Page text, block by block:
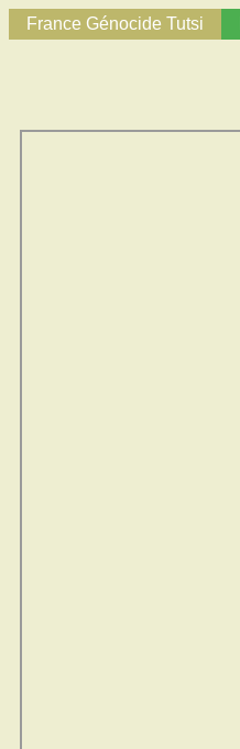
France Génocide Tutsi